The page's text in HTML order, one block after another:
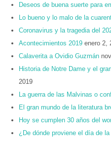
Deseos de buena suerte para
Lo bueno y lo malo de la
Coronavirus y la tragedia del
Acontecimientos 2019 enero 2,
Calaverita a Ovidio Guzmán
Historia de Notre Dame y el
2019
La guerra de las Malvinas o
El gran mundo de la literatura
Hoy se cumplen 30 años del
¿De dónde proviene el día de la